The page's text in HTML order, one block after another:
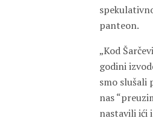
panteon.
„Kod
godini
smo slušali
nas
nastavili ići